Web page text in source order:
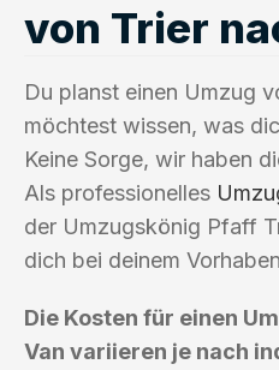
von Trier
Du planst einen Umzug
möchtest wissen, was
Keine Sorge, wir haben
Als professionelles
der Umzugskönig Pfaff
dich bei deinem
Die Kosten für einen
Van variieren je nach